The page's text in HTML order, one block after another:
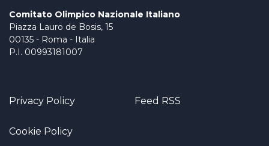
Comitato Olimpico Nazionale Italiano
Piazza Lauro de Bosis, 15
00135 - Roma - Italia
P.I. 00993181007
Privacy Policy Feed RSS
Cookie Policy